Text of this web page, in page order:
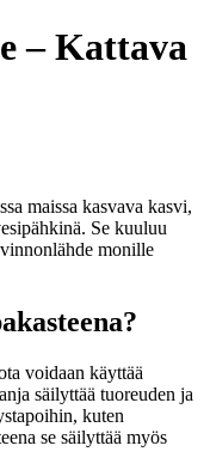
– Kattava
maissa kasvava kasvi,
Se kuuluu
monille
voidaan käyttää
säilyttää tuoreuden ja
kuten
se säilyttää myös